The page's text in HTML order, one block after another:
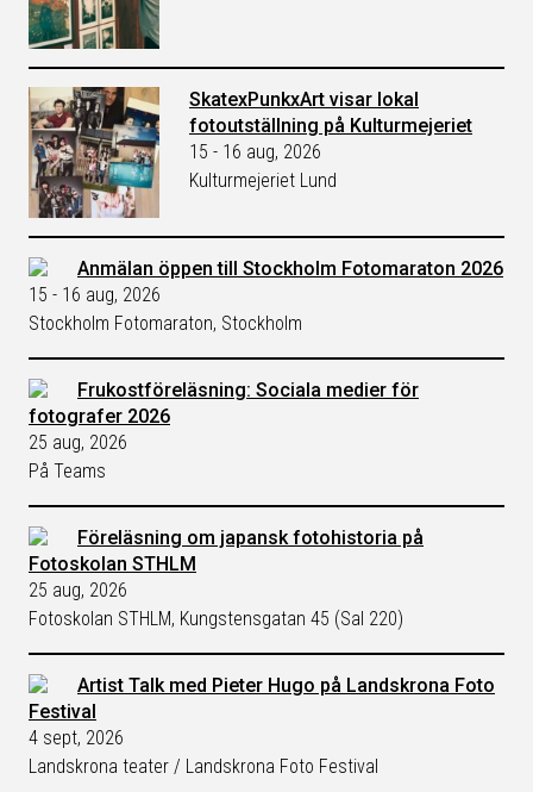
SkatexPunkxArt visar lokal
fotoutställning på Kulturmejeriet
15 - 16 aug, 2026
Kulturmejeriet Lund
Anmälan öppen till Stockholm Fotomaraton 2026
15 - 16 aug, 2026
Stockholm Fotomaraton, Stockholm
Frukostföreläsning: Sociala medier för
fotografer 2026
25 aug, 2026
På Teams
Föreläsning om japansk fotohistoria på
Fotoskolan STHLM
25 aug, 2026
Fotoskolan STHLM, Kungstensgatan 45 (Sal 220)
Artist Talk med Pieter Hugo på Landskrona Foto
Festival
4 sept, 2026
Landskrona teater / Landskrona Foto Festival